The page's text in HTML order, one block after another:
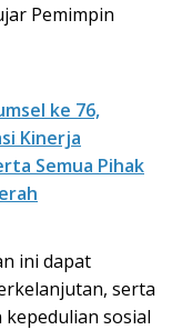
Pemimpin
ke 76,
Kinerja
Semua Pihak
ini dapat
serta
sosial